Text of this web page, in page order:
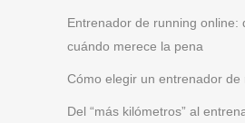
Entrenador de running online:
cuándo merece la pena
Cómo elegir un entrenador de
Del “más kilómetros” al